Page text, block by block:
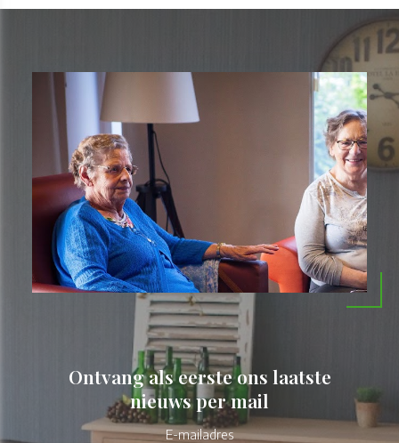
Ontvang als eerste ons laatste
nieuws per mail
E-mailadres